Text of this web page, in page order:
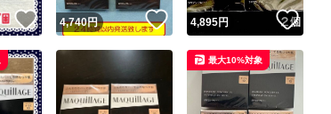
いいね！
4,740円 いいね！
4,895円 いい
最大10%対象